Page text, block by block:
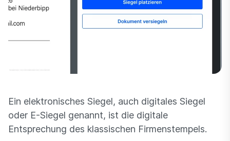
Ein elektronisches Siegel, auch digitales Siegel
oder E-Siegel genannt, ist die digitale
Entsprechung des klassischen Firmenstempels.